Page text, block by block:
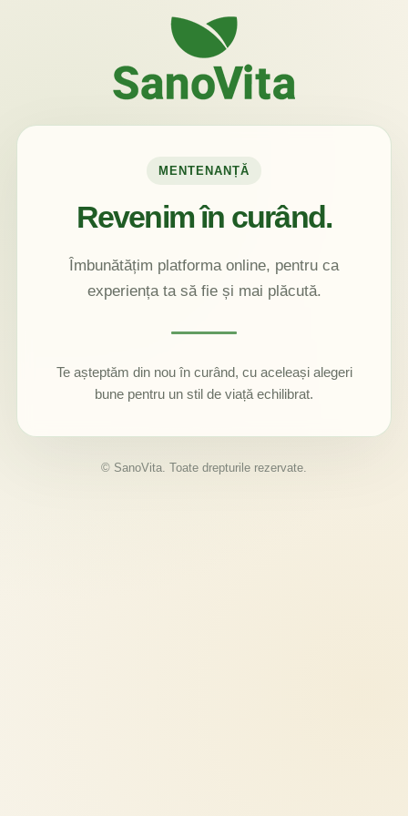
MENTENANȚĂ
Revenim în curând.
Îmbunătățim platforma online, pentru ca
experiența ta să fie și mai plăcută.
Te așteptăm din nou în curând, cu aceleași alegeri
bune pentru un stil de viață echilibrat.
© SanoVita. Toate drepturile rezervate.